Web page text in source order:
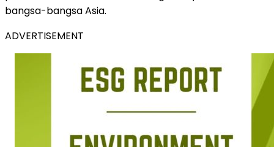
bangsa-bangsa Asia.
ADVERTISEMENT